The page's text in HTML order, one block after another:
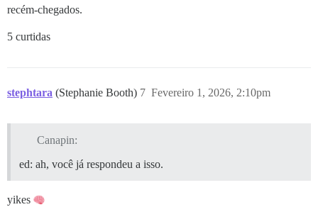
recém-chegados.
5 curtidas
stephtara (Stephanie Booth) Fevereiro 1, 2026, 2:10pm
7
Canapin:
ed: ah, você já respondeu a isso.
yikes